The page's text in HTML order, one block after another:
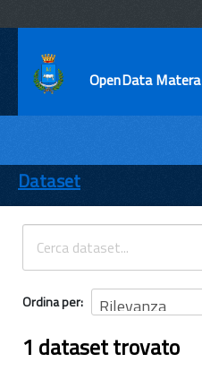
OpenData Matera
ENTI
TEMI
INFORMAZIONI
Dataset
Ordina per
1 dataset trovato